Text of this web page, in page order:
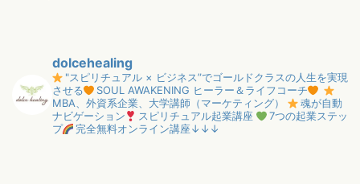
dolcehealing
"スピリチュアル × ビジネス”でゴールドクラスの人生を実現
させる
SOUL AWAKENING ヒーラー＆ライフコーチ
MBA、外資系企業、大学講師（マーケティング）
魂が自動
ナビゲーション
スピリチュアル起業講座
7つの起業ステッ
プ
完全無料オンライン講座↓↓↓